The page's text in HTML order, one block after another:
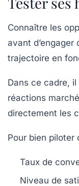
Connaître les
avant
trajectoire en
Dans ce cadre,
réactions
directement les
Pour bien
Taux de
Niveau de